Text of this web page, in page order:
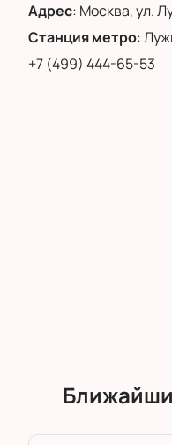
Адрес: Москва, ул.
Станция метро:
+7 (499) 444-65-53